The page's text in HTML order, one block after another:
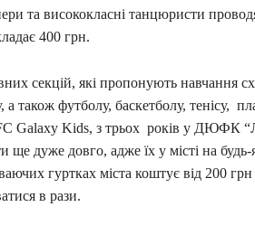
та висококласні танцюристи
400 грн.
секцій, які пропонують навчання
а також футболу, баскетболу, тенісу,
Galaxy Kids, з трьох років у ДЮФК
дуже довго, адже їх у місті на
гуртках міста коштує від 200 грн
в рази.